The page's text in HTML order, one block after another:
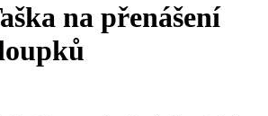
na přenášení